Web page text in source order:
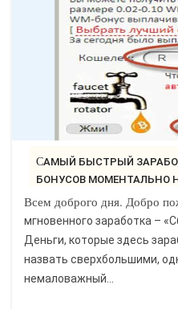
САМЫЙ БЫСТРЫЙ ЗАРАБОТОК В РУНЕТЕ: СБОР
БОНУСОВ МОМЕНТАЛЬНО
Всем доброго дня. Добро
мгновенного заработка –
Деньги, которые здесь
назвать сверхбольшими,
немаловажный...